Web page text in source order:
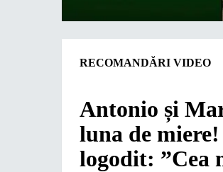
RECOMANDĂRI VIDEO
Antonio și
luna de
logodit: ”Cea